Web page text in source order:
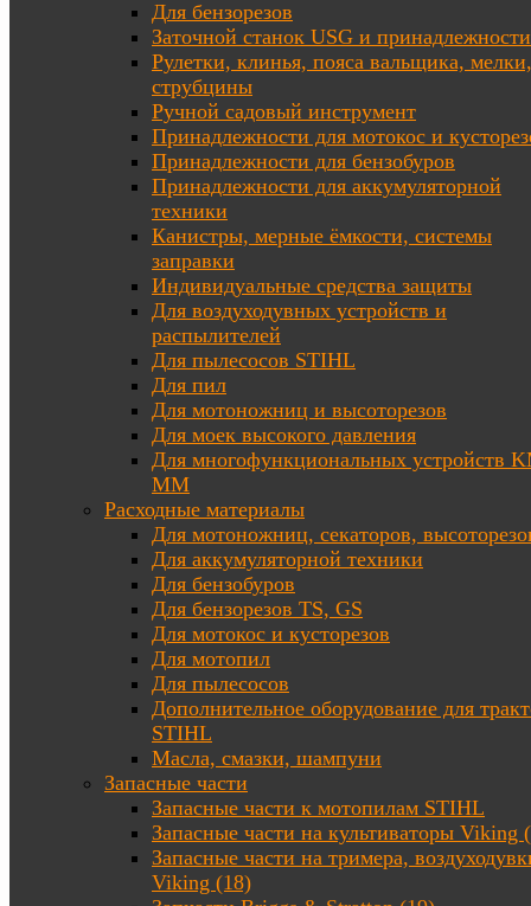
Для бензорезов
Заточной станок USG и принадлежности
Рулетки, клинья, пояса вальщика, мелки,
струбцины
Ручной садовый инструмент
Принадлежности для мотокос и
Принадлежности для бензобуров
Принадлежности для аккумуляторной
техники
Канистры, мерные ёмкости, системы
заправки
Индивидуальные средства защиты
Для воздуходувных устройств и
распылителей
Для пылесосов STIHL
Для пил
Для мотоножниц и высоторезов
Для моек высокого давления
Для многофункциональных устройств
MM
Расходные материалы
Для мотоножниц, секаторов,
Для аккумуляторной техники
Для бензобуров
Для бензорезов TS, GS
Для мотокос и кусторезов
Для мотопил
Для пылесосов
Дополнительное оборудование для
STIHL
Масла, смазки, шампуни
Запасные части
Запасные части к мотопилам STIHL
Запасные части на культиваторы Viking
Запасные части на тримера,
Viking (18)